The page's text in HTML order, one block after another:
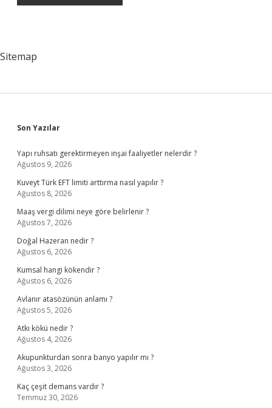
Sitemap
Sidebar
Son Yazılar
Yapı ruhsatı gerektirmeyen inşai faaliyetler nelerdir ?
Ağustos 9, 2026
Kuveyt Türk EFT limiti arttırma nasıl yapılır ?
Ağustos 8, 2026
Maaş vergi dilimi neye göre belirlenir ?
Ağustos 7, 2026
Doğal Hazeran nedir ?
Ağustos 6, 2026
Kumsal hangi kökendir ?
Ağustos 6, 2026
Avlanır atasözünün anlamı ?
Ağustos 5, 2026
Atkı kökü nedir ?
Ağustos 4, 2026
Akupunkturdan sonra banyo yapılır mı ?
Ağustos 3, 2026
Kaç çeşit demans vardır ?
Temmuz 30, 2026